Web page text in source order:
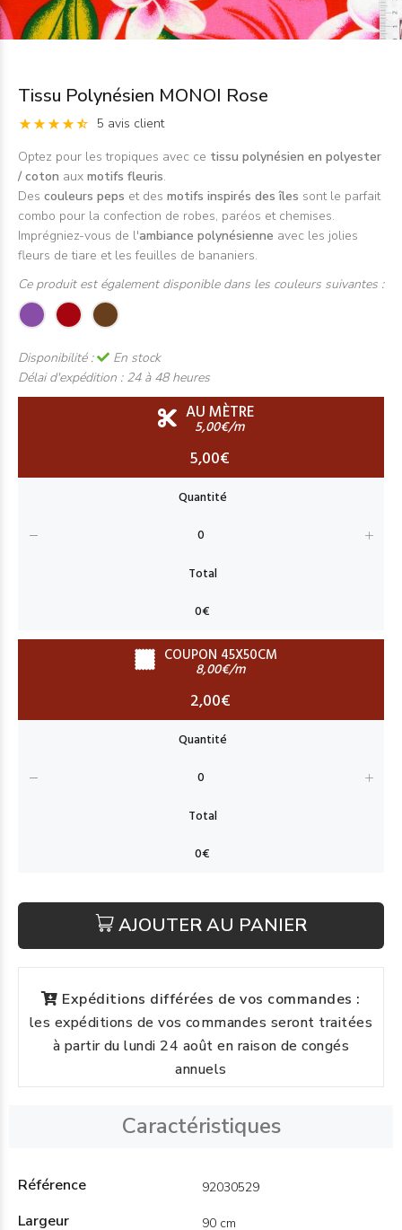
Tissu Polynésien MONOI Rose
5 avis client
Optez pour les tropiques avec ce tissu polynésien en polyester
/ coton aux motifs fleuris.
Des couleurs peps et des motifs inspirés des îles sont le parfait
combo pour la confection de robes, paréos et chemises.
Imprégniez-vous de l'ambiance polynésienne avec les jolies
fleurs de tiare et les feuilles de bananiers.
Ce produit est également disponible dans les couleurs suivantes :
Disponibilité :
En stock
Délai d'expédition : 24 à 48 heures
AU MÈTRE
5,00€/m
5,00€
COUPON 45X50CM
8,00€/m
2,00€
AJOUTER AU PANIER
Expéditions différées de vos commandes :
les expéditions de vos commandes seront traitées
à partir du lundi 24 août en raison de congés
annuels
Caractéristiques
Référence 92030529
Largeur 90 cm